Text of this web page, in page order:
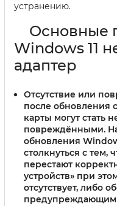
устранению.
Основные
Windows 11
адаптер
Отсутствие или
после обновления
карты могут стать
повреждёнными.
обновления
столкнуться с тем,
перестают
устройств» при
отсутствует, либо
предупреждающим